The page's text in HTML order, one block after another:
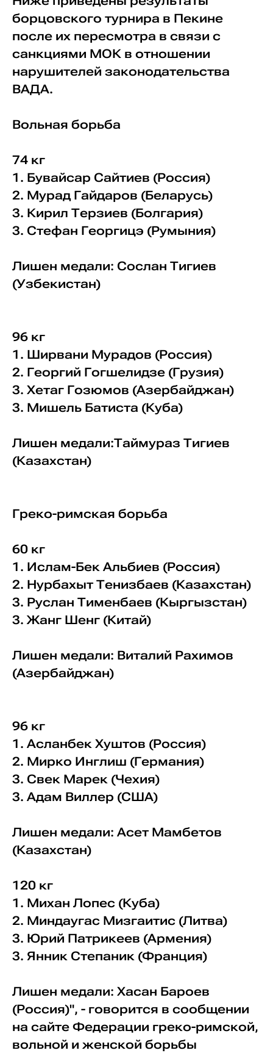
борцовского турнира в Пекине
после их пересмотра в связи с
санкциями МОК в отношении
нарушителей законодательства
ВАДА.
Вольная борьба
74 кг
1. Бувайсар Сайтиев (Россия)
2. Мурад Гайдаров (Беларусь)
3. Кирил Терзиев (Болгария)
3. Стефан Георгицэ (Румыния)
Лишен медали: Сослан Тигиев
(Узбекистан)
96 кг
1. Ширвани Мурадов (Россия)
2. Георгий Гогшелидзе (Грузия)
3. Хетаг Гозюмов (Азербайджан)
3. Мишель Батиста (Куба)
Лишен медали:Таймураз Тигиев
(Казахстан)
Греко-римская борьба
60 кг
1. Ислам-Бек Альбиев (Россия)
2. Нурбахыт Тенизбаев (Казахстан)
3. Руслан Тименбаев (Кыргызстан)
3. Жанг Шенг (Китай)
Лишен медали: Виталий Рахимов
(Азербайджан)
96 кг
1. Асланбек Хуштов (Россия)
2. Мирко Инглиш (Германия)
3. Свек Марек (Чехия)
3. Адам Виллер (США)
Лишен медали: Асет Мамбетов
(Казахстан)
120 кг
1. Михан Лопес (Куба)
2. Миндаугас Мизгаитис (Литва)
3. Юрий Патрикеев (Армения)
3. Янник Степаник (Франция)
Лишен медали: Хасан Бароев
(Россия)", - говорится в сообщении
на сайте Федерации греко-римской,
вольной и женской борьбы